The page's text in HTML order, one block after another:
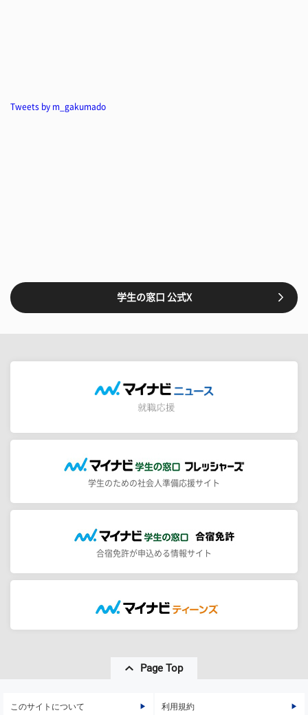
Tweets by m_gakumado
学生の窓口 公式X
学生のための社会人準備応援サイト
合宿免許が申込める情報サイト
Page Top
このサイトについて 利用規約